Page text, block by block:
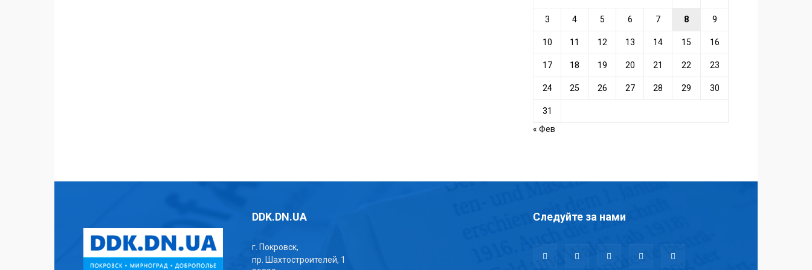
3 4 5 6 7 8 9
10 11 12 13 14 15 16
17 18 19 20 21 22 23
24 25 26 27 28 29 30
31
« Фев
DDK.DN.UA
г. Покровск,
пр. Шахтостроителей, 1
Следуйте за нами